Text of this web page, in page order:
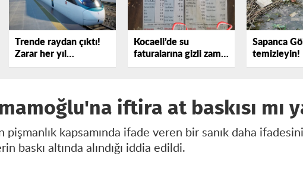
Trende raydan çıktı!
Zarar her yıl
katlanıyor
Kocaeli’de su
faturalarına gizli zam
iddiası
Sapanca
temizleyin!
iftira at baskısı mı
pişmanlık kapsamında ifade veren bir sanık daha
baskı altında alındığı iddia edildi.